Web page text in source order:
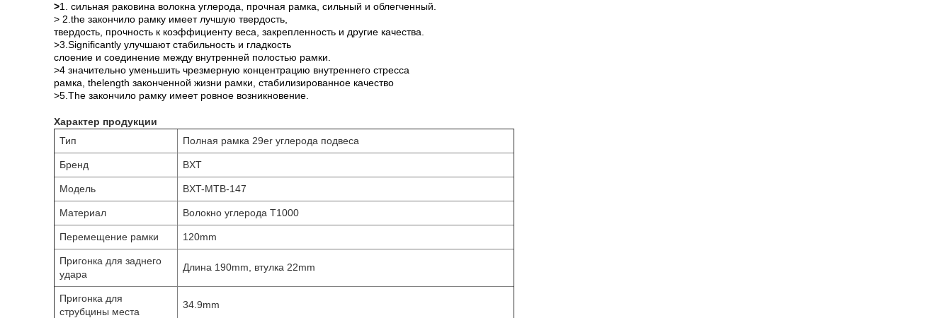
>1. сильная раковина волокна углерода, прочная рамка, сильный и облегченный.
> 2.the закончило рамку имеет лучшую твердость,
твердость, прочность к коэффициенту веса, закрепленность и другие качества.
>3.Significantly улучшают стабильность и гладкость
слоение и соединение между внутренней полостью рамки.
>4 значительно уменьшить чрезмерную концентрацию внутреннего стресса
рамка, thelength законченной жизни рамки, стабилизированное качество
>5.The закончило рамку имеет ровное возникновение.
Характер продукции
Тип
Полная рамка 29er углерода подвеса
Бренд BXT
Модель BXT-MTB-147
Материал Волокно углерода T1000
Перемещение рамки 120mm
Пригонка для заднего
удара
Длина 190mm, втулка 22mm
Пригонка для
струбцины места
34.9mm